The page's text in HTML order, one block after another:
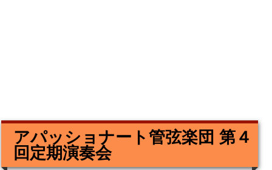
アパッショナート管弦楽団 第４
回定期演奏会